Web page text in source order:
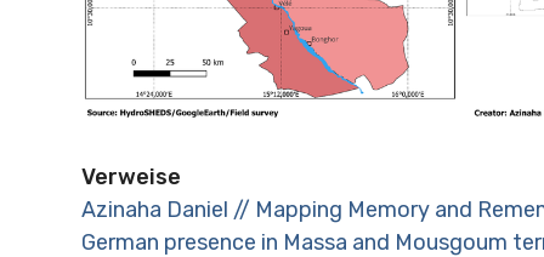
Verweise
Azinaha Daniel // Mapping Memory and
German presence in Massa and Mousgoum